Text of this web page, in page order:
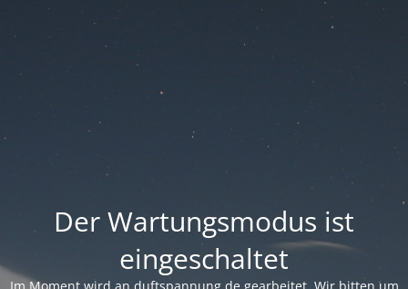
Der Wartungsmodus ist
eingeschaltet